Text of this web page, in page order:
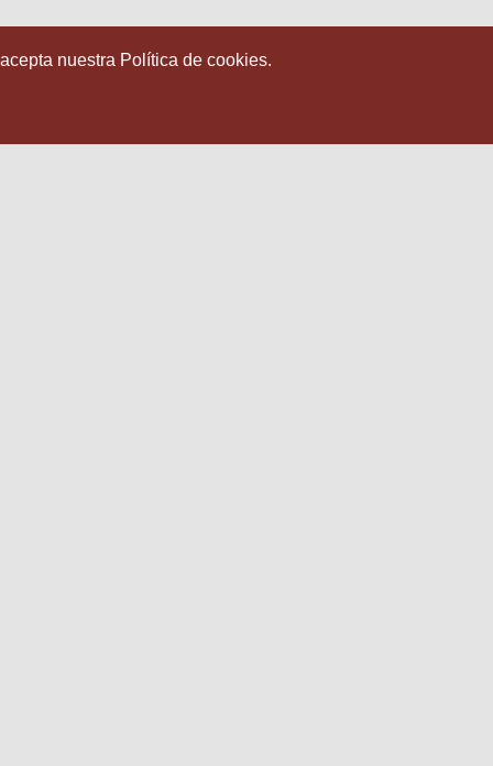
nuestra Política de cookies.